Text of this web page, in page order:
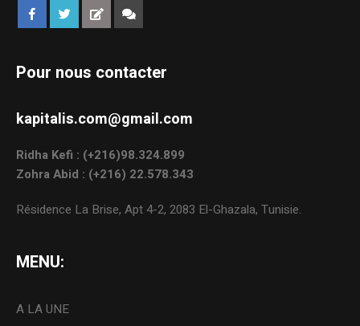
Pour nous contacter
kapitalis.com@gmail.com
Ridha Kefi : (+216)98.324.899
Zohra Abid : (+216) 22.578.343
Résidence La Brise, Apt 4-2, 2083 El-Ghazala, Tunisie.
MENU:
A LA UNE